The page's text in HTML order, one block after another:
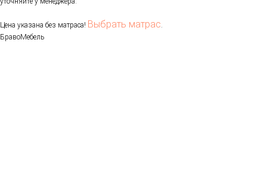
Цена указана без матраса! Выбрать матрас
БравоМебель